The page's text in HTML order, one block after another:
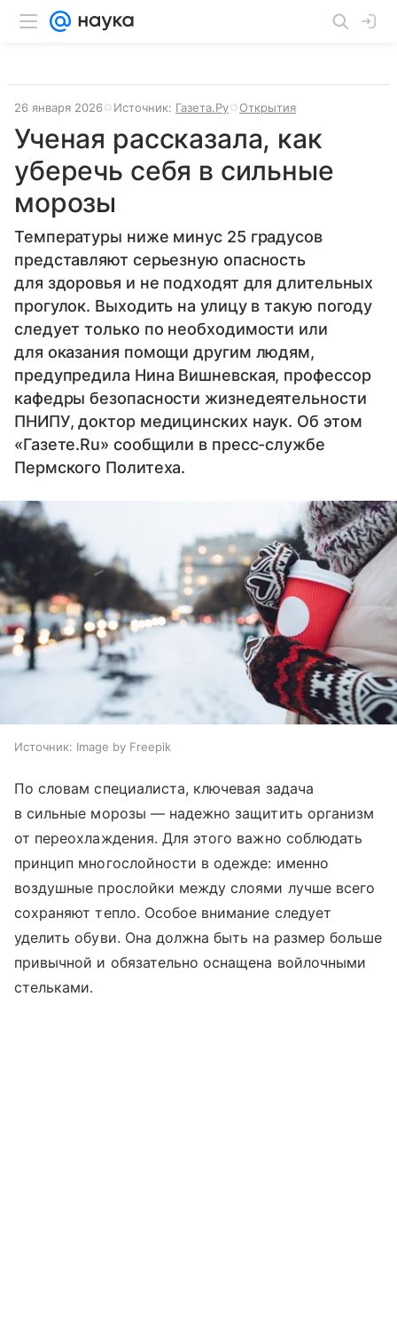
26 января 2026 Источник: Газета.Ру Открытия
Ученая рассказала, как
уберечь себя в сильные
морозы
Температуры ниже минус 25 градусов
представляют серьезную опасность
для здоровья и не подходят для длительных
прогулок. Выходить на улицу в такую погоду
следует только по необходимости или
для оказания помощи другим людям,
предупредила Нина Вишневская, профессор
кафедры безопасности жизнедеятельности
ПНИПУ, доктор медицинских наук. Об этом
«Газете.Ru» сообщили в пресс-службе
Пермского Политеха.
Источник: Image by Freepik
По словам специалиста, ключевая задача
в сильные морозы — надежно защитить организм
от переохлаждения. Для этого важно соблюдать
принцип многослойности в одежде: именно
воздушные прослойки между слоями лучше всего
сохраняют тепло. Особое внимание следует
уделить обуви. Она должна быть на размер больше
привычной и обязательно оснащена войлочными
стельками.